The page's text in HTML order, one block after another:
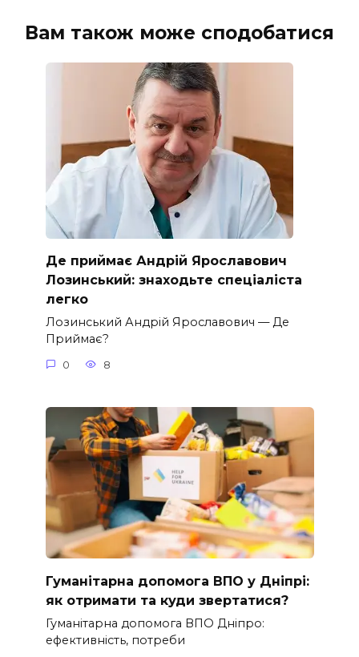
Вам також може сподобатися
Де приймає Андрій Ярославович
Лозинський: знаходьте спеціаліста
легко
Лозинський Андрій Ярославович — Де
Приймає?
0 8
Гуманітарна допомога ВПО у Дніпрі:
як отримати та куди звертатися?
Гуманітарна допомога ВПО Дніпро:
ефективність, потреби